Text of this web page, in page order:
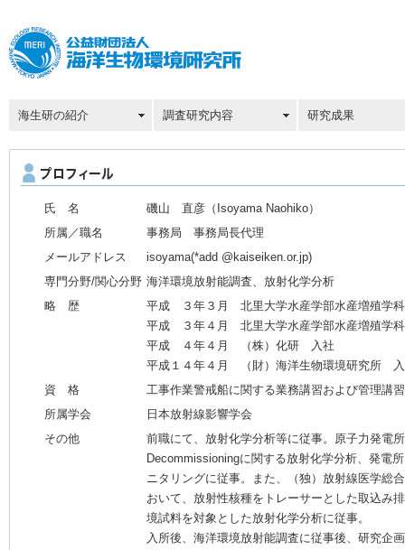
海生研の紹介 調査研究内容 研究成果
氏 名
磯山 直彦（Isoyama Naohiko）
所属／職名
事務局 事務局長代理
メールアドレス
isoyama(*add @kaiseiken.or.jp)
専門分野/関心分野 海洋環境放射能調査、放射化学分析
略 歴
平成 ３年３月 北里大学水産学部水産増殖学
平成 ３年４月 北里大学水産学部水産増殖学
平成 ４年４月 （株）化研 入社
平成１４年４月 （財）海洋生物環境研究所
資 格
工事作業警戒船に関する業務講習および管理講習
所属学会
日本放射線影響学会
その他
前職にて、放射化学分析等に従事。原子力発電
Decommissioningに関する放射化学分析、発電
ニタリングに従事。また、（独）放射線医学総
おいて、放射性核種をトレーサーとした取込み
境試料を対象とした放射化学分析に従事。
入所後、海洋環境放射能調査に従事後、研究企